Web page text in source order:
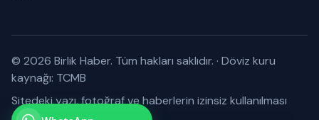
© 2026 Birlik Haber. Tüm hakları saklıdır. · Döviz kuru
kaynağı: TCMB
Sitedeki yazı, fotoğraf ve haberlerin izinsiz kullanılması